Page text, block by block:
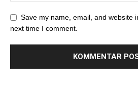
Save my name, email, and website
next time I comment.